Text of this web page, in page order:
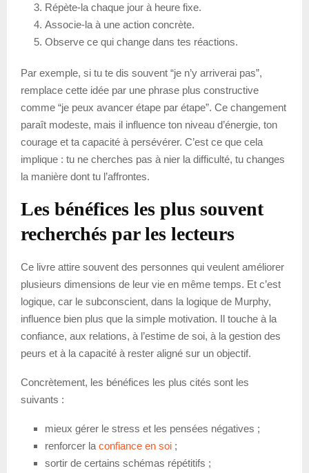
Répète-la chaque jour à heure fixe.
Associe-la à une action concrète.
Observe ce qui change dans tes réactions.
Par exemple, si tu te dis souvent “je n’y arriverai pas”,
remplace cette idée par une phrase plus constructive
comme “je peux avancer étape par étape”. Ce changement
paraît modeste, mais il influence ton niveau d’énergie, ton
courage et ta capacité à persévérer. C’est ce que cela
implique : tu ne cherches pas à nier la difficulté, tu changes
la manière dont tu l’affrontes.
Les bénéfices les plus souvent
recherchés par les lecteurs
Ce livre attire souvent des personnes qui veulent améliorer
plusieurs dimensions de leur vie en même temps. Et c’est
logique, car le subconscient, dans la logique de Murphy,
influence bien plus que la simple motivation. Il touche à la
confiance, aux relations, à l’estime de soi, à la gestion des
peurs et à la capacité à rester aligné sur un objectif.
Concrètement, les bénéfices les plus cités sont les
suivants :
mieux gérer le stress et les pensées négatives ;
renforcer la confiance en soi ;
sortir de certains schémas répétitifs ;